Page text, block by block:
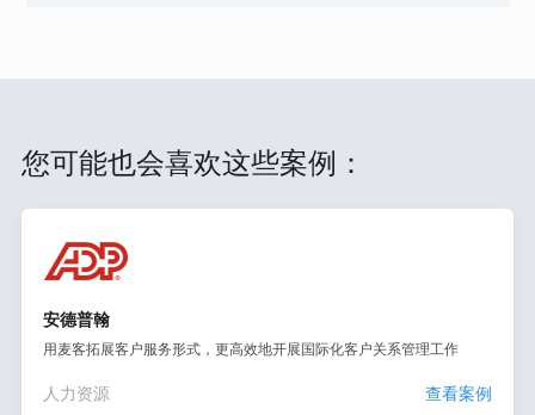
您可能也会喜欢这些案例：
安德普翰
用麦客拓展客户服务形式，更高效地开展国际化客户关系管理工作
人力资源 查看案例